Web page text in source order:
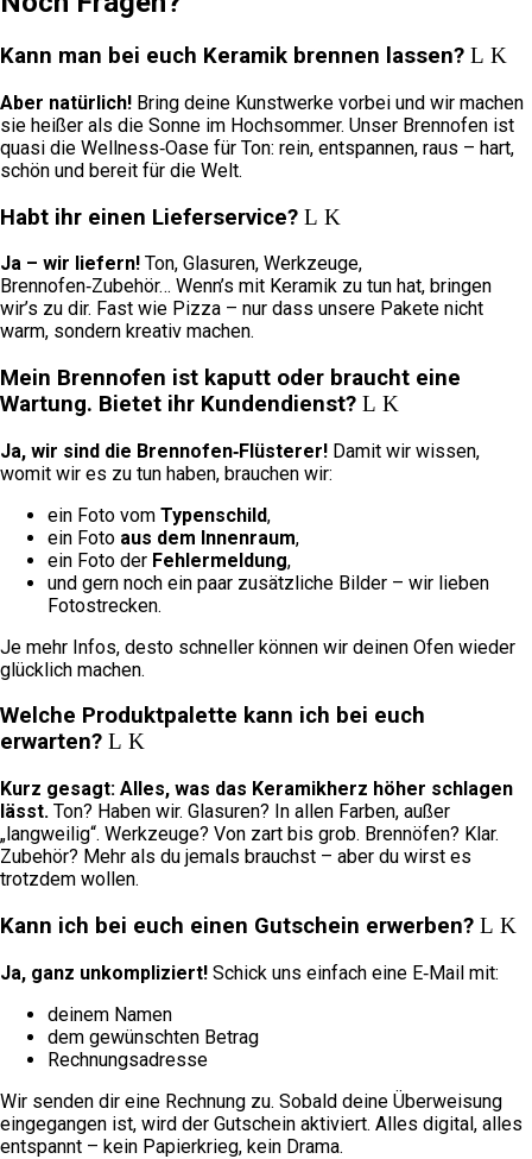
Kann man bei euch Keramik brennen lassen?
Aber natürlich! Bring deine Kunstwerke vorbei und wir machen
sie heißer als die Sonne im Hochsommer. Unser Brennofen ist
quasi die Wellness‑Oase für Ton: rein, entspannen, raus – hart,
schön und bereit für die Welt.
Habt ihr einen Lieferservice?
Ja – wir liefern! Ton, Glasuren, Werkzeuge,
Brennofen‑Zubehör… Wenn’s mit Keramik zu tun hat, bringen
wir’s zu dir. Fast wie Pizza – nur dass unsere Pakete nicht
warm, sondern kreativ machen.
Mein Brennofen ist kaputt oder braucht eine
Wartung. Bietet ihr Kundendienst?
Ja, wir sind die Brennofen‑Flüsterer! Damit wir wissen,
womit wir es zu tun haben, brauchen wir:
ein Foto vom Typenschild,
ein Foto aus dem Innenraum,
ein Foto der Fehlermeldung,
und gern noch ein paar zusätzliche Bilder – wir lieben
Fotostrecken.
Je mehr Infos, desto schneller können wir deinen Ofen wieder
glücklich machen.
Welche Produktpalette kann ich bei euch
erwarten?
Kurz gesagt: Alles, was das Keramikherz höher schlagen
lässt. Ton? Haben wir. Glasuren? In allen Farben, außer
„langweilig“. Werkzeuge? Von zart bis grob. Brennöfen? Klar.
Zubehör? Mehr als du jemals brauchst – aber du wirst es
trotzdem wollen.
Kann ich bei euch einen Gutschein erwerben?
Ja, ganz unkompliziert! Schick uns einfach eine E‑Mail mit:
deinem Namen
dem gewünschten Betrag
Rechnungsadresse
Wir senden dir eine Rechnung zu. Sobald deine Überweisung
eingegangen ist, wird der Gutschein aktiviert. Alles digital, alles
entspannt – kein Papierkrieg, kein Drama.